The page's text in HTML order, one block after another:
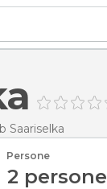
Saariselka
Persone
2 persone